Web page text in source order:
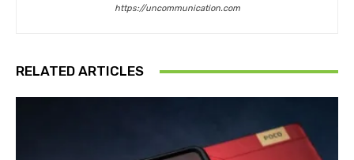
https://uncommunication.com
RELATED ARTICLES